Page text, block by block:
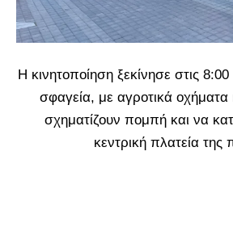
Η κινητοποίηση ξεκίνησε στις
σφαγεία, με αγροτικά οχήματα
σχηματίζουν πομπή και να
κεντρική πλατεία της